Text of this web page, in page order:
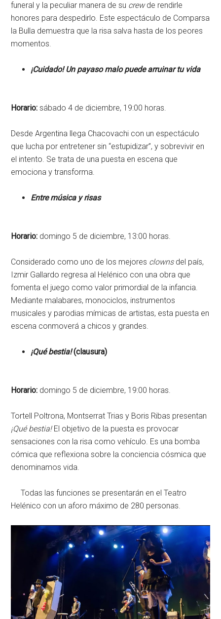
funeral y la peculiar manera de su crewde rendirle
honores para despedirlo. Este espectáculo de Comparsa
la Bulla demuestra que la risa salva hasta de los peores
momentos.
¡Cuidado! Un payaso malo puede arruinar tu vida
Horario: sábado 4 de diciembre, 19:00 horas.
Desde Argentina llega Chacovachi con un espectáculo
que lucha por entretener sin “estupidizar”, y sobrevivir en
el intento. Se trata de una puesta en escena que
emociona y transforma.
Entre música y risas
Horario: domingo 5 de diciembre, 13:00 horas.
Considerado como uno de los mejores clownsdel país,
Izmir Gallardo regresa al Helénico con una obra que
fomenta el juego como valor primordial de la infancia.
Mediante malabares, monociclos, instrumentos
musicales y parodias mímicas de artistas, esta puesta en
escena conmoverá a chicos y grandes.
¡Qué bestia!(clausura)
Horario: domingo 5 de diciembre, 19:00 horas.
Tortell Poltrona, Montserrat Trias y Boris Ribas presentan
¡Qué bestia!El objetivo de la puesta es provocar
sensaciones con la risa como vehículo. Es una bomba
cómica que reflexiona sobre la conciencia cósmica que
denominamos vida.
Todas las funciones se presentarán en el Teatro
Helénico con un aforo máximo de 280 personas.